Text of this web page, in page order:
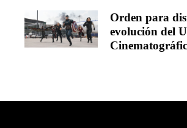
Orden para
evolución del